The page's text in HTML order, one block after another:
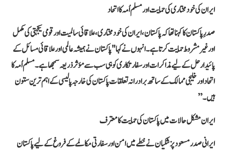
ایران کی خودمختاری کی حمایت اور مسلم اُمہ کا اتحاد
صدرِ پاکستان کا کہنا تھا کہ پاکستان، ایران کی خودمختاری، علاقائی سالمیت اور قومی یکجہتی کی مکمل
اور غیر مشروط حمایت کرتا ہے۔ انہوں نے کہا "پاکستان نے ہمیشہ عالمی اور علاقائی مسائل کے
پائیدار حل کے لیے مذاکرات اور سفارتکاری کو ہی سب سے مؤثر ذریعہ سمجھا ہے۔ مسلم اُمہ کا
اتحاد اور خلیجی ممالک کے ساتھ برادرانہ تعلقات پاکستان کی خارجہ پالیسی کے اہم ترین ستون
ہیں۔”
ایران مشکل حالات میں پاکستان کی حمایت کا معترف
ایرانی صدر مسعود پزشکیان نے خطے میں امن اور سفارتی مکالمے کے فروغ کے لیے پاکستان